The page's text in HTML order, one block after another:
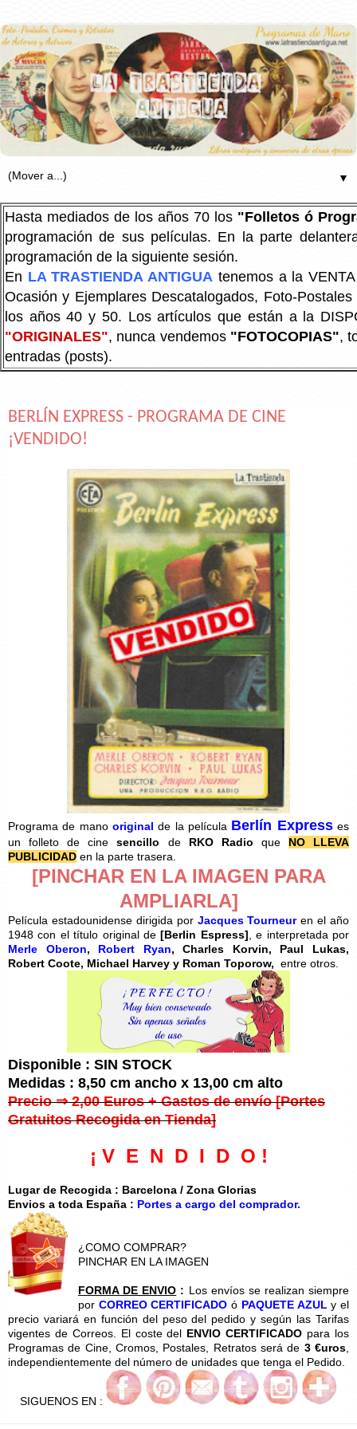
▼
Hasta mediados de los años 70 los "Folletos ó
programación de sus películas. En la parte
programación de la siguiente sesión.
En LA TRASTIENDA ANTIGUA tenemos a la
Ocasión y Ejemplares Descatalogados, Foto-
los años 40 y 50. Los artículos que están a la
"ORIGINALES", nunca vendemos "FOTOCOPIAS",
entradas (posts).
BERLÍN EXPRESS - PROGRAMA DE CINE
¡VENDIDO!
Programa de mano original de la película Berlín Expresses
un folleto de cine
sencillo de RKO Radio que
NO LLEVA
PUBLICIDAD en la parte trasera.
[PINCHAR EN LA IMAGEN PARA
AMPLIARLA]
Película estadounidense dirigida por Jacques Tourneuren el año
1948 con el título original de [Berlin Espress] , e interpretada por
Merle Oberon, Robert Ryan, Charles Korvin, Paul Lukas,
Robert Coote, Michael Harvey y Roman Toporow, entre otros.
Disponible : SIN STOCK
Medidas : 8,50 cm ancho x 13,00 cm alto
Precio ⇒ 2,00 Euros + Gastos de envío [Portes
Gratuitos Recogida en Tienda]
¡ V E N D I D O !
Lugar de Recogida : Barcelona / Zona Glorias
Envios a toda España : Portes a cargo del comprador.
¿COMO COMPRAR?
PINCHAR EN LA IMAGEN
FORMA DE ENVIO : Los envíos se realizan siempre
por CORREO CERTIFICADO ó PAQUETE AZUL y el
precio variará en función del peso del pedido y según las Tarifas
vigentes de Correos. El coste del ENVIO CERTIFICADO para los
Programas de Cine, Cromos, Postales, Retratos será de 3 €uros
independientemente del número de unidades que tenga el Pedido.
SIGUENOS EN :